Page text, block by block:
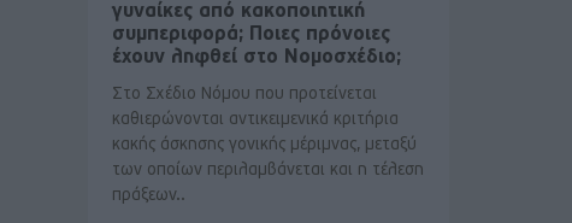
γυναίκες από κακοποιητική
συμπεριφορά; Ποιες πρόνοιες
έχουν ληφθεί στο Νομοσχέδιο;
Στο Σχέδιο Νόμου που προτείνεται
καθιερώνονται αντικειμενικά κριτήρια
κακής άσκησης γονικής μέριμνας, μεταξύ
των οποίων περιλαμβάνεται και η τέλεση
πράξεων..